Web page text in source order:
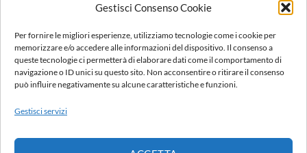
Gestisci Consenso Cookie
Per fornire le migliori esperienze, utilizziamo tecnologie come i cookie per
memorizzare e/o accedere alle informazioni del dispositivo. Il consenso a
queste tecnologie ci permetterà di elaborare dati come il comportamento di
navigazione o ID unici su questo sito. Non acconsentire o ritirare il consenso
può influire negativamente su alcune caratteristiche e funzioni.
Gestisci servizi
Produzione/Magazzino:
Lun-Ven: 7:00-12:00 | 13:00-16:00
PORTALE SEGNALAZIONI